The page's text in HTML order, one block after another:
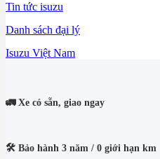
Tin tức isuzu
Danh sách đại lý
Isuzu Việt Nam
🚛 Xe có sẵn, giao ngay
🛠️ Bảo hành 3 năm / 0 giới hạn km